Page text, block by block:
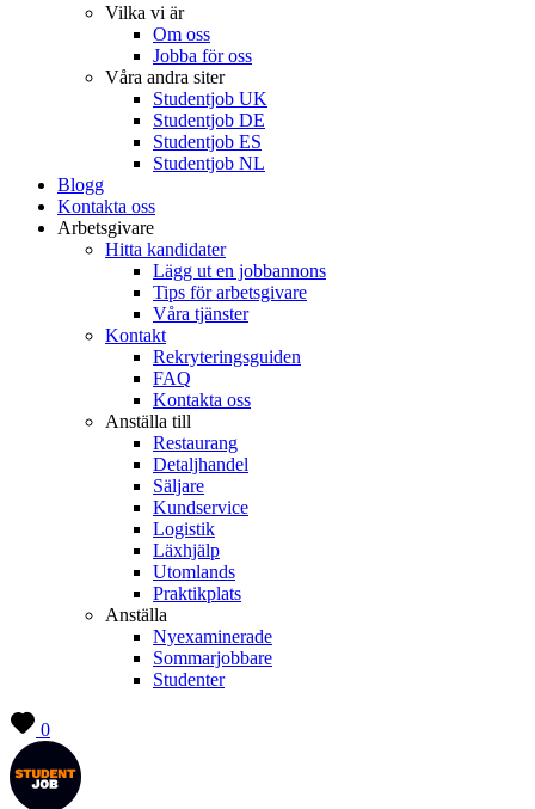
Vilka vi är
Om oss
Jobba för oss
Våra andra siter
Studentjob UK
Studentjob DE
Studentjob ES
Studentjob NL
Blogg
Kontakta oss
Arbetsgivare
Hitta kandidater
Lägg ut en jobbannons
Tips för arbetsgivare
Våra tjänster
Kontakt
Rekryteringsguiden
FAQ
Kontakta oss
Anställa till
Restaurang
Detaljhandel
Säljare
Kundservice
Logistik
Läxhjälp
Utomlands
Praktikplats
Anställa
Nyexaminerade
Sommarjobbare
Studenter
0